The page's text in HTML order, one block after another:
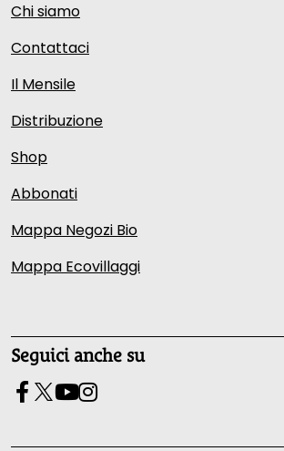
Chi siamo
Contattaci
Il Mensile
Distribuzione
Shop
Abbonati
Mappa Negozi Bio
Mappa Ecovillaggi
Seguici anche su